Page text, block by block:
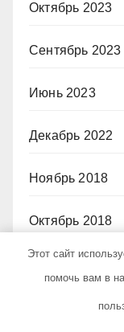
Октябрь 2023
Сентябрь 2023
Июнь 2023
Декабрь 2022
Ноябрь 2018
Октябрь 2018
Сентябрь 2018
Август 2018
Этот сайт
помочь вам в